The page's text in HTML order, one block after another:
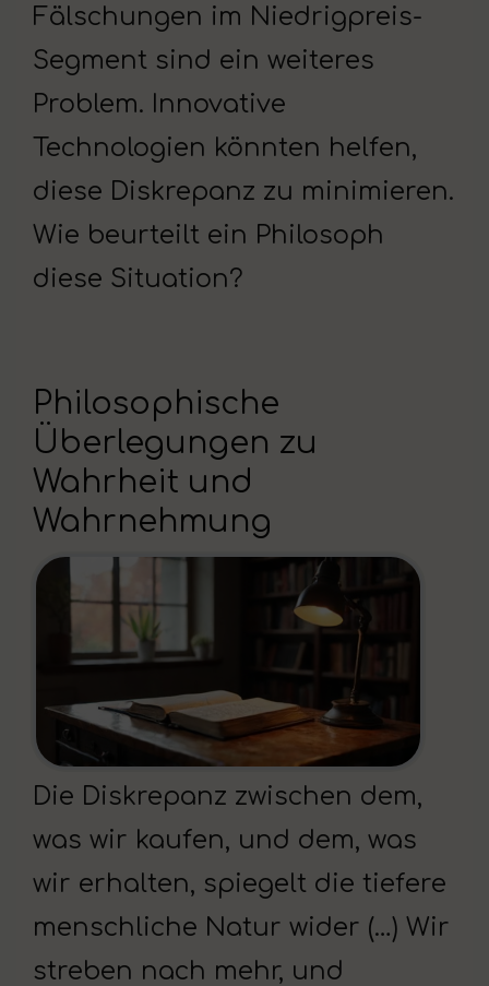
Fälschungen im Niedrigpreis-
Segment sind ein weiteres
Problem. Innovative
Technologien könnten helfen,
diese Diskrepanz zu minimieren.
Wie beurteilt ein Philosoph
diese Situation?
Philosophische
Überlegungen zu
Wahrheit und
Wahrnehmung
Die Diskrepanz zwischen dem,
was wir kaufen, und dem, was
wir erhalten, spiegelt die tiefere
menschliche Natur wider (…) Wir
streben nach mehr, und